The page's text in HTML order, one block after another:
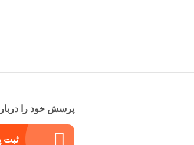
پرسش خود را درباره